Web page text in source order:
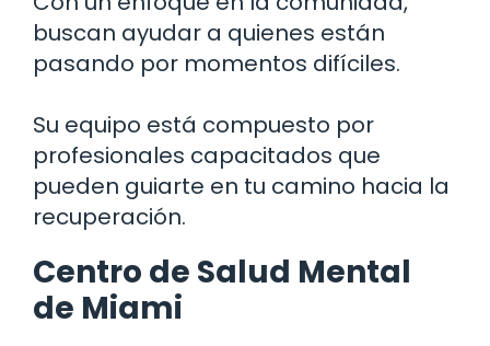
buscan ayudar a quienes están
pasando por momentos difíciles.
Su equipo está compuesto por
profesionales capacitados que
pueden guiarte en tu camino hacia la
recuperación.
Centro de Salud Mental
de Miami